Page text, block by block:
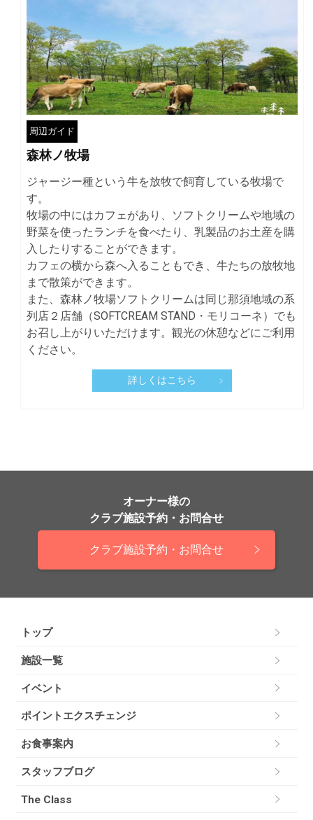
周辺ガイド
森林ノ牧場
ジャージー種という牛を放牧で飼育している牧場で
す。
牧場の中にはカフェがあり、ソフトクリームや地域の
野菜を使ったランチを食べたり、乳製品のお土産を購
入したりすることができます。
カフェの横から森へ入ることもでき、牛たちの放牧地
まで散策ができます。
また、森林ノ牧場ソフトクリームは同じ那須地域の系
列店２店舗（SOFTCREAM STAND・モリコーネ）でも
お召し上がりいただけます。観光の休憩などにご利用
ください。
詳しくはこちら
オーナー様の
クラブ施設予約・お問合せ
クラブ施設予約・お問合せ
トップ
施設一覧
イベント
ポイントエクスチェンジ
お食事案内
スタッフブログ
The Class